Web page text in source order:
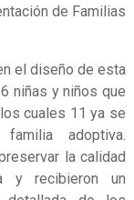
de Familias
el diseño de esta
niñas y niños que
cuales 11 ya se
adoptiva.
la calidad
y recibieron un